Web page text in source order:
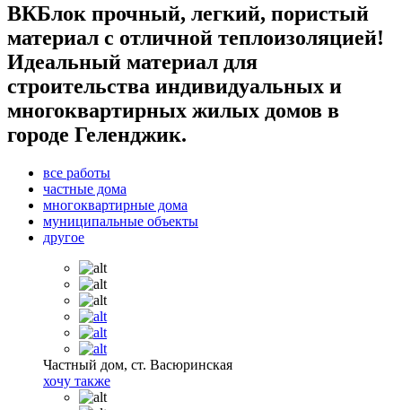
ВКБлок прочный, легкий, пористый
материал с отличной теплоизоляцией!
Идеальный материал для
строительства индивидуальных и
многоквартирных жилых домов в
городе Геленджик.
все работы
частные дома
многоквартирные дома
муниципальные объекты
другое
Частный дом, ст. Васюринская
хочу также